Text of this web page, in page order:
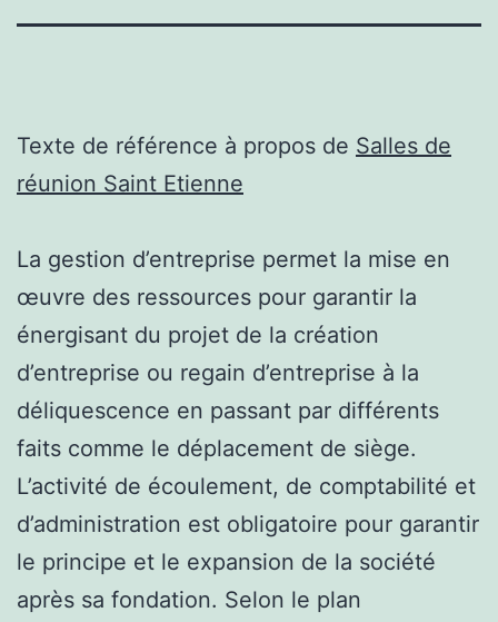
Texte de référence à propos de Salles de
réunion Saint Etienne
La gestion d’entreprise permet la mise en
œuvre des ressources pour garantir la
énergisant du projet de la création
d’entreprise ou regain d’entreprise à la
déliquescence en passant par différents
faits comme le déplacement de siège.
L’activité de écoulement, de comptabilité et
d’administration est obligatoire pour garantir
le principe et le expansion de la société
après sa fondation. Selon le plan